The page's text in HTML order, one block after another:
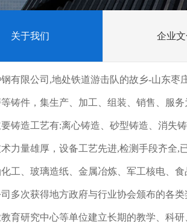
关于我们 企业
有限公司,地处铁道游击队的故乡-山东
铸件，集生产、加工、组装、销售、服
铸造工艺有:离心铸造、砂型铸造、消失
力量雄厚，设备工艺先进,检测手段齐全,
工、玻璃造纸、金属冶炼、军工核电、
多次获得地方政府与行业协会颁布的各
育研究中心等单位建立长期的教学、科